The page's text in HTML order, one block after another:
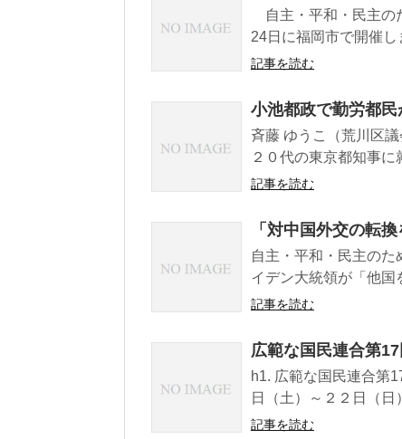
自主・平和・民主の
24日に福岡市で開催し
記事を読む
小池都政で勤労都
斉藤 ゆうこ（荒川区
２０代の東京都知事
記事を読む
「対中国外交の転
自主・平和・民主の
イデン大統領が「他国
記事を読む
広範な国民連合第
h1. 広範な国民連合
日（土）～２２日（
記事を読む